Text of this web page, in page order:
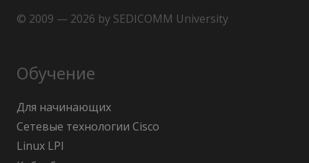
© 2009 — 2026 by SEDICOMM University
Обучение
Для начинающих
Сетевые технологии Cisco
Linux LPI